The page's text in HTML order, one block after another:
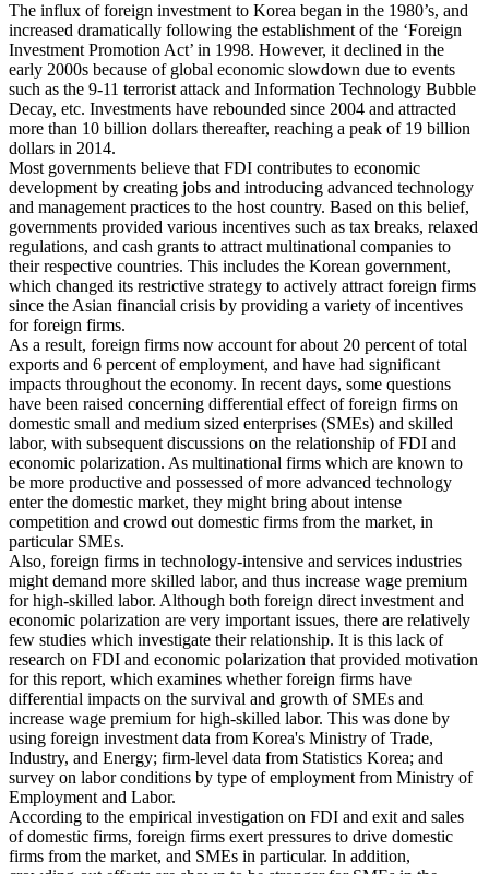
The influx of foreign investment to Korea began in the 1980’s, and
increased dramatically following the establishment of the ‘Foreign
Investment Promotion Act’ in 1998. However, it declined in the
early 2000s because of global economic slowdown due to events
such as the 9-11 terrorist attack and Information Technology Bubble
Decay, etc. Investments have rebounded since 2004 and attracted
more than 10 billion dollars thereafter, reaching a peak of 19 billion
dollars in 2014.
Most governments believe that FDI contributes to economic
development by creating jobs and introducing advanced technology
and management practices to the host country. Based on this belief,
governments provided various incentives such as tax breaks, relaxed
regulations, and cash grants to attract multinational companies to
their respective countries. This includes the Korean government,
which changed its restrictive strategy to actively attract foreign firms
since the Asian financial crisis by providing a variety of incentives
for foreign firms.
As a result, foreign firms now account for about 20 percent of total
exports and 6 percent of employment, and have had significant
impacts throughout the economy. In recent days, some questions
have been raised concerning differential effect of foreign firms on
domestic small and medium sized enterprises (SMEs) and skilled
labor, with subsequent discussions on the relationship of FDI and
economic polarization. As multinational firms which are known to
be more productive and possessed of more advanced technology
enter the domestic market, they might bring about intense
competition and crowd out domestic firms from the market, in
particular SMEs.
Also, foreign firms in technology-intensive and services industries
might demand more skilled labor, and thus increase wage premium
for high-skilled labor. Although both foreign direct investment and
economic polarization are very important issues, there are relatively
few studies which investigate their relationship. It is this lack of
research on FDI and economic polarization that provided motivation
for this report, which examines whether foreign firms have
differential impacts on the survival and growth of SMEs and
increase wage premium for high-skilled labor. This was done by
using foreign investment data from Korea's Ministry of Trade,
Industry, and Energy; firm-level data from Statistics Korea; and
survey on labor conditions by type of employment from Ministry of
Employment and Labor.
According to the empirical investigation on FDI and exit and sales
of domestic firms, foreign firms exert pressures to drive domestic
firms from the market, and SMEs in particular. In addition,